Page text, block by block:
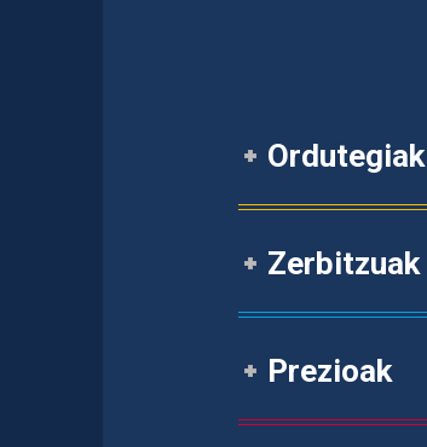
Ordutegiak
Zerbitzuak
Prezioak